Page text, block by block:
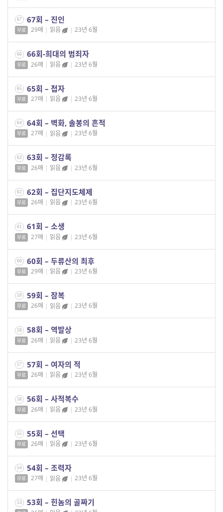
67 67회 – 진인
무료 29매 | 읽음 | 23년 6월
66 66회-희대의 범죄자
무료 26매 | 읽음 | 23년 6월
65 65회 – 첩자
무료 27매 | 읽음 | 23년 6월
64 64회 – 벽화, 솔봉의 흔적
무료 27매 | 읽음 | 23년 6월
63 63회 – 정감록
무료 26매 | 읽음 | 23년 6월
62 62회 – 집단지도체제
무료 26매 | 읽음 | 23년 6월
61 61회 – 소생
무료 27매 | 읽음 | 23년 6월
60 60회 – 두류산의 최후
무료 29매 | 읽음 | 23년 6월
59 59회 – 잠복
무료 26매 | 읽음 | 23년 6월
58 58회 – 역발상
무료 26매 | 읽음 | 23년 6월
57 57회 – 여자의 적
무료 26매 | 읽음 | 23년 6월
56 56회 – 사적복수
무료 26매 | 읽음 | 23년 6월
55 55회 – 선택
무료 26매 | 읽음 | 23년 6월
54 54회 – 조력자
무료 27매 | 읽음 | 23년 6월
53 53회 – 힌놈의 골짜기